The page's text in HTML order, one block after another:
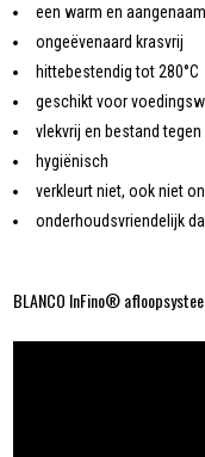
een warm en
ongeëvenaard krasvrij
hittebestendig tot 280°C
geschikt voor
vlekvrij en bestand
hygiënisch
verkleurt niet, ook niet
onderhoudsvriendelijk
BLANCO InFino®